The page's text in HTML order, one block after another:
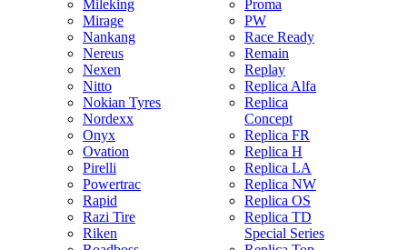
Mileking
Mirage
Nankang
Nereus
Nexen
Nitto
Nokian Tyres
Nordexx
Onyx
Ovation
Pirelli
Powertrac
Rapid
Razi Tire
Riken
Proma
PW
Race Ready
Remain
Replay
Replica Alfa
Replica
Concept
Replica FR
Replica H
Replica LA
Replica NW
Replica OS
Replica TD
Special Series